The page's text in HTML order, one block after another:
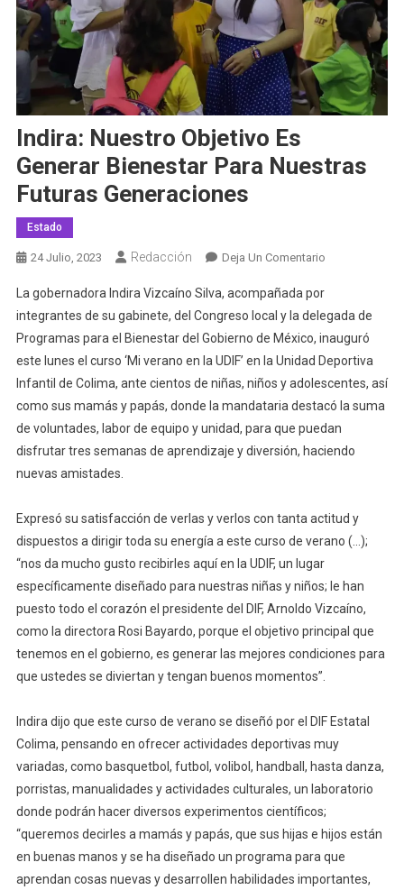
Indira: Nuestro Objetivo Es
Generar Bienestar Para Nuestras
Futuras Generaciones
Estado
24 Julio, 2023 Redacción Deja Un ComentarioEn
Objetivo
Es
Generar
Bienestar
Para
Nuestras
Futuras
La gobernadora Indira Vizcaíno Silva, acompañada por
integrantes de su gabinete, del Congreso local y la delegada de
Programas para el Bienestar del Gobierno de México, inauguró
este lunes el curso ‘Mi verano en la UDIF’ en la Unidad Deportiva
Infantil de Colima, ante cientos de niñas, niños y adolescentes, así
como sus mamás y papás, donde la mandataria destacó la suma
de voluntades, labor de equipo y unidad, para que puedan
disfrutar tres semanas de aprendizaje y diversión, haciendo
nuevas amistades.
Expresó su satisfacción de verlas y verlos con tanta actitud y
dispuestos a dirigir toda su energía a este curso de verano (…);
“nos da mucho gusto recibirles aquí en la UDIF, un lugar
específicamente diseñado para nuestras niñas y niños; le han
puesto todo el corazón el presidente del DIF, Arnoldo Vizcaíno,
como la directora Rosi Bayardo, porque el objetivo principal que
tenemos en el gobierno, es generar las mejores condiciones para
que ustedes se diviertan y tengan buenos momentos”.
Indira dijo que este curso de verano se diseñó por el DIF Estatal
Colima, pensando en ofrecer actividades deportivas muy
variadas, como basquetbol, futbol, volibol, handball, hasta danza,
porristas, manualidades y actividades culturales, un laboratorio
donde podrán hacer diversos experimentos científicos;
“queremos decirles a mamás y papás, que sus hijas e hijos están
en buenas manos y se ha diseñado un programa para que
aprendan cosas nuevas y desarrollen habilidades importantes,